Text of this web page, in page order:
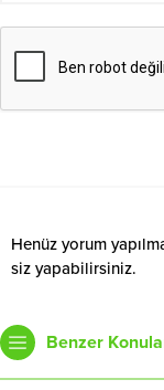
Henüz yorum
siz yapabilirsiniz.
Benzer